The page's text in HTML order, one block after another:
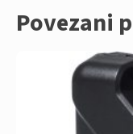
Povezani